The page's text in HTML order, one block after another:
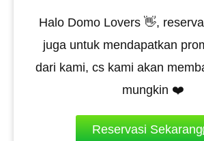
Halo Domo Lovers 👋,
juga untuk mendapatkan
dari kami, cs kami akan
mungkin ❤️
Reservasi Sekarang